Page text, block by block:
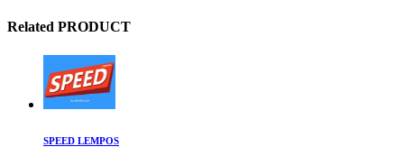
Related PRODUCT
SPEED LEMPOS